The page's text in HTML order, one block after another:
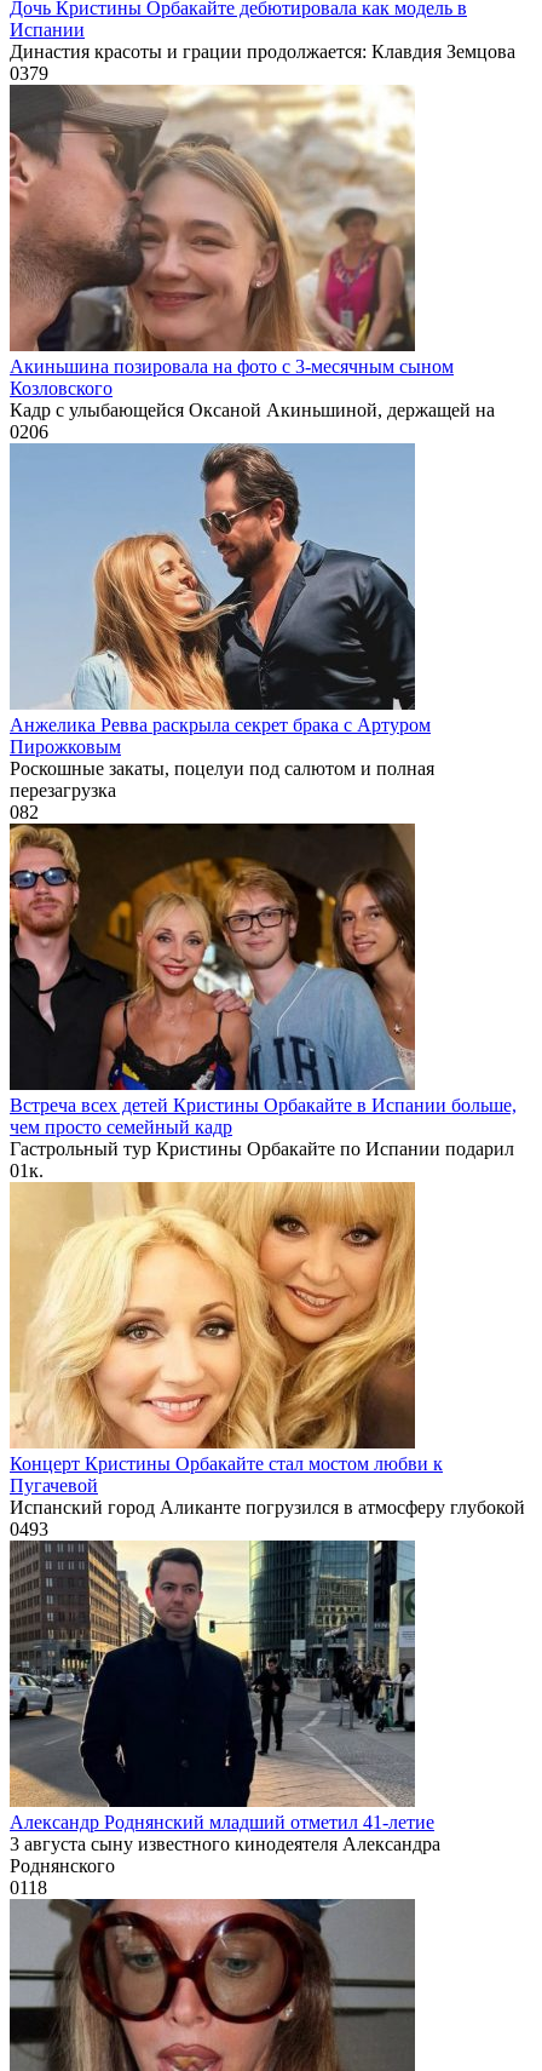
Дочь Кристины Орбакайте дебютировала как модель в
Испании
Династия красоты и грации продолжается: Клавдия Земцова
0379
Акиньшина позировала на фото с 3-месячным сыном
Козловского
Кадр с улыбающейся Оксаной Акиньшиной, держащей на
0206
Анжелика Ревва раскрыла секрет брака с Артуром
Пирожковым
Роскошные закаты, поцелуи под салютом и полная
перезагрузка
082
Встреча всех детей Кристины Орбакайте в Испании больше,
чем просто семейный кадр
Гастрольный тур Кристины Орбакайте по Испании подарил
01к.
Концерт Кристины Орбакайте стал мостом любви к
Пугачевой
Испанский город Аликанте погрузился в атмосферу глубокой
0493
Александр Роднянский младший отметил 41-летие
3 августа сыну известного кинодеятеля Александра
Роднянского
0118